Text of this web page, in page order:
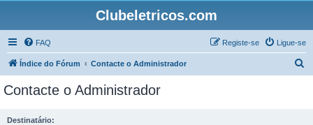
Clubeletricos.com
FAQ Ligue-se
Registe-se
Índice do Fórum Contacte o Administrador
Contacte o Administrador
Destinatário: